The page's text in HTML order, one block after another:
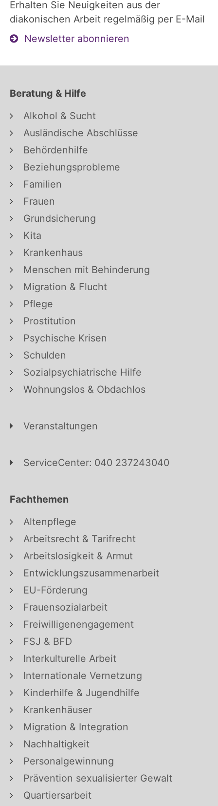
Erhalten Sie Neuigkeiten aus der
diakonischen Arbeit regelmäßig per E-Mail
Newsletter abonnieren
Beratung & Hilfe
Alkohol & Sucht
Ausländische Abschlüsse
Behördenhilfe
Beziehungsprobleme
Familien
Frauen
Grundsicherung
Kita
Krankenhaus
Menschen mit Behinderung
Migration & Flucht
Pflege
Prostitution
Psychische Krisen
Schulden
Sozialpsychiatrische Hilfe
Wohnungslos & Obdachlos
Veranstaltungen
ServiceCenter: 040 237243040
Fachthemen
Altenpflege
Arbeitsrecht & Tarifrecht
Arbeitslosigkeit & Armut
Entwicklungszusammenarbeit
EU-Förderung
Frauensozialarbeit
Freiwilligenengagement
FSJ & BFD
Interkulturelle Arbeit
Internationale Vernetzung
Kinderhilfe & Jugendhilfe
Krankenhäuser
Migration & Integration
Nachhaltigkeit
Personalgewinnung
Prävention sexualisierter Gewalt
Quartiersarbeit